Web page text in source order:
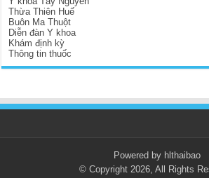
Thừa Thiên Huế
Buôn Ma Thuột
Diễn đàn Y khoa
Khám định kỳ
Thông tin thuốc
Powered by hlthaibao
© Copyright 2026, All Rights